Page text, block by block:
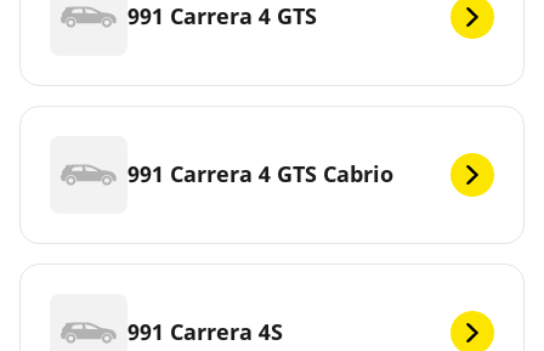
991 Carrera 4 GTS
991 Carrera 4 GTS Cabrio
991 Carrera 4S